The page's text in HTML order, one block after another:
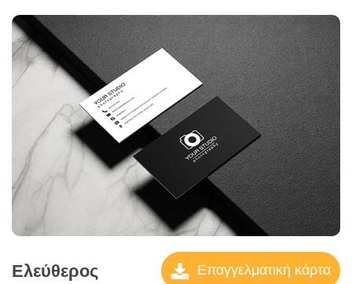
Ελεύθερος Επαγγελματική κάρτα